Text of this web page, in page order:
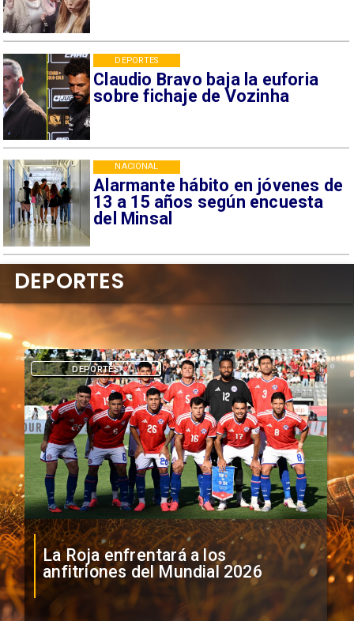
Claudio Bravo baja la euforia
sobre fichaje de Vozinha
DEPORTES
Alarmante hábito en jóvenes de
13 a 15 años según encuesta
del Minsal
NACIONAL
La Roja enfrentará a los
anfitriones del Mundial 2026
DEPORTES
DEPORTES